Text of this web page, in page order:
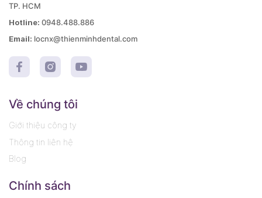
TP. HCM
Hotline: 0948.488.886
Email: locnx@thienminhdental.com
Về chúng tôi
Giới thiệu công ty
Thông tin liên hệ
Blog
Chính sách